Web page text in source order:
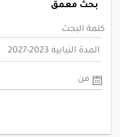
بحث معمق
كلمة البحث
من